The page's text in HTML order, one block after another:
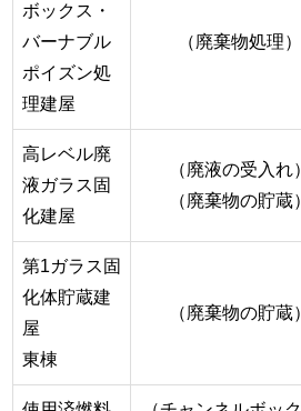
ボックス・
バーナブル
ポイズン処
理建屋
（廃棄物処理）
高レベル廃
液ガラス固
化建屋
（廃液の受入れ）
（廃棄物の貯蔵）
第1ガラス固
化体貯蔵建
屋
東棟
（廃棄物の貯蔵）